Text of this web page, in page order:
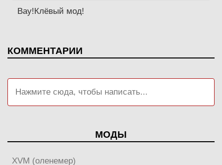
Вау!Клёвый мод!
КОММЕНТАРИИ
МОДЫ
XVM (оленемер)